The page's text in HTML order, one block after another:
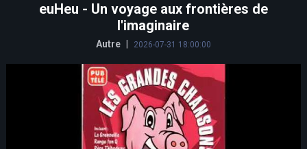
euHeu - Un voyage aux frontières de
l'imaginaire
Autre 2026-07-31 18:00:00